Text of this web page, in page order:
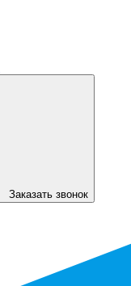
Заказать звонок